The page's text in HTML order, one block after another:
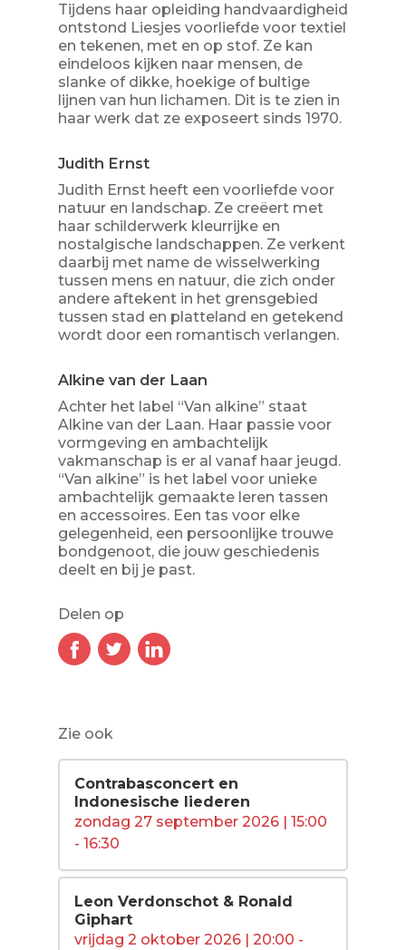
Tijdens haar opleiding handvaardigheid
ontstond Liesjes voorliefde voor textiel
en tekenen, met en op stof. Ze kan
eindeloos kijken naar mensen, de
slanke of dikke, hoekige of bultige
lijnen van hun lichamen. Dit is te zien in
haar werk dat ze exposeert sinds 1970.
Judith Ernst
Judith Ernst heeft een voorliefde voor
natuur en landschap. Ze creëert met
haar schilderwerk kleurrijke en
nostalgische landschappen. Ze verkent
daarbij met name de wisselwerking
tussen mens en natuur, die zich onder
andere aftekent in het grensgebied
tussen stad en platteland en getekend
wordt door een romantisch verlangen.
Alkine van der Laan
Achter het label “Van alkine” staat
Alkine van der Laan. Haar passie voor
vormgeving en ambachtelijk
vakmanschap is er al vanaf haar jeugd.
“Van alkine” is het label voor unieke
ambachtelijk gemaakte leren tassen
en accessoires. Een tas voor elke
gelegenheid, een persoonlijke trouwe
bondgenoot, die jouw geschiedenis
deelt en bij je past.
Delen op
Zie ook
Contrabasconcert en
Indonesische liederen
zondag 27 september 2026 | 15:00
- 16:30
Leon Verdonschot & Ronald
Giphart
vrijdag 2 oktober 2026 | 20:00 -